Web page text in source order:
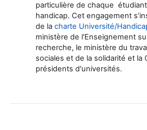
particulière de chaque
handicap. Cet engagement
de la charte Université/
ministère de l'Enseignement
recherche, le ministère du
sociales et de la solidarité et la
présidents d'universités.